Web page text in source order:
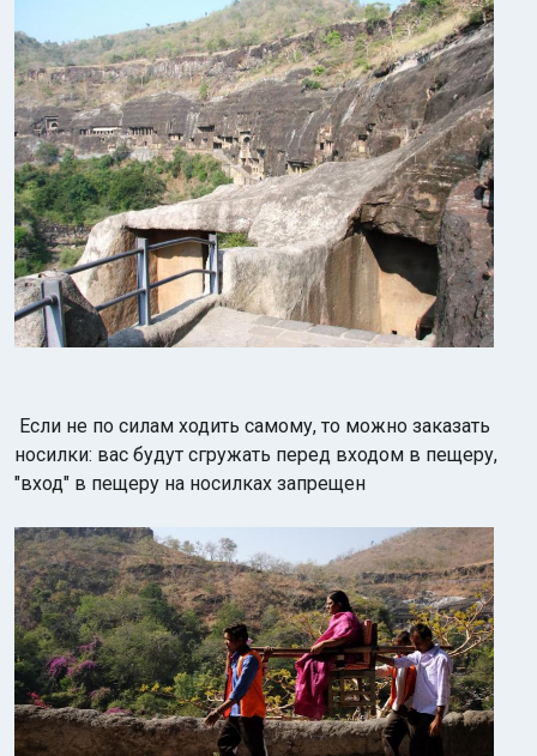
Если не по силам ходить самому, то можно заказать
носилки: вас будут сгружать перед входом в пещеру,
"вход" в пещеру на носилках запрещен